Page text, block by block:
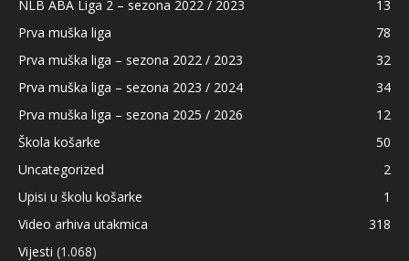
NLB ABA Liga 2 – sezona 2022 / 2023
13
Prva muška liga
78
Prva muška liga – sezona 2022 / 2023
32
Prva muška liga – sezona 2023 / 2024
34
Prva muška liga – sezona 2025 / 2026
12
Škola košarke
50
Uncategorized
2
Upisi u školu košarke
1
Video arhiva utakmica
318
Vijesti (1.068)